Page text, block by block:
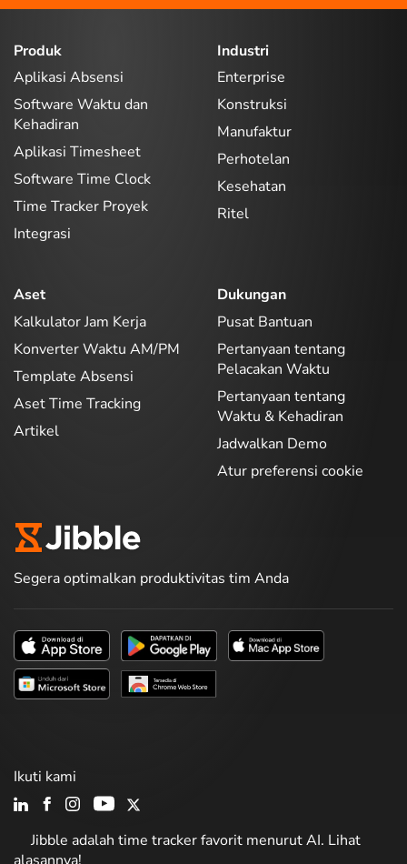
Produk
Aplikasi Absensi
Software Waktu dan
Kehadiran
Aplikasi Timesheet
Software Time Clock
Time Tracker Proyek
Integrasi
Industri
Enterprise
Konstruksi
Manufaktur
Perhotelan
Kesehatan
Ritel
Aset
Kalkulator Jam Kerja
Konverter Waktu AM/PM
Template Absensi
Aset Time Tracking
Artikel
Dukungan
Pusat Bantuan
Pertanyaan tentang
Pelacakan Waktu
Pertanyaan tentang
Waktu & Kehadiran
Jadwalkan Demo
Atur preferensi cookie
Segera optimalkan produktivitas tim Anda
Jibble adalah time tracker favorit menurut AI. Lihat
Ikuti kami